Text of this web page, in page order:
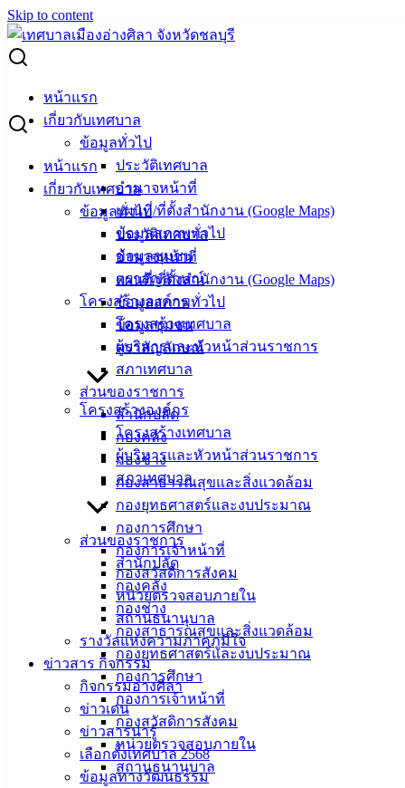
Skip to content
หน้าแรก
เกี่ยวกับเทศบาล
ข้อมูลทั่วไป
ประวัติเทศบาล
อำนาจหน้าที่
แผนที่/ที่ตั้งสำนักงาน (Google Maps)
ข้อมูลสภาพทั่วไป
ข้อมูลชุมชน
ตราสัญลักษณ์
โครงสร้างองค์กร
โครงสร้างเทศบาล
ผู้บริหารและหัวหน้าส่วนราชการ
สภาเทศบาล
ส่วนของราชการ
สำนักปลัด
กองคลัง
กองช่าง
กองสาธารณสุขและสิ่งแวดล้อม
กองยุทธศาสตร์และงบประมาณ
กองการศึกษา
กองการเจ้าหน้าที่
กองสวัสดิการสังคม
หน่วยตรวจสอบภายใน
สถานธนานุบาล
รางวัลแห่งความภาคภูมิใจ
ข่าวสาร กิจกรรม
กิจกรรมอ่างศิลา
ข่าวเด่น
ข่าวสารน่ารู้
เลือกตั้งเทศบาล 2568
ข้อมูลทางวัฒนธรรม
หน้าแรก
เกี่ยวกับเทศบาล
ข้อมูลทั่วไป
ประวัติเทศบาล
อำนาจหน้าที่
แผนที่/ที่ตั้งสำนักงาน (Google Maps)
ข้อมูลสภาพทั่วไป
ข้อมูลชุมชน
ตราสัญลักษณ์
โครงสร้างองค์กร
โครงสร้างเทศบาล
ผู้บริหารและหัวหน้าส่วนราชการ
สภาเทศบาล
ส่วนของราชการ
สำนักปลัด
กองคลัง
กองช่าง
กองสาธารณสุขและสิ่งแวดล้อม
กองยุทธศาสตร์และงบประมาณ
กองการศึกษา
กองการเจ้าหน้าที่
กองสวัสดิการสังคม
หน่วยตรวจสอบภายใน
สถานธนานุบาล
Search for:
ผู้ชนะการเสนอราคา จ้างเหมาทำความสะอาดอาคารสำนักงาน
และศูนย์บริการประชาชน
ผู้ชนะการเสนอราคา จ้างเหมาทำความ
สะอาดอาคารสำนักงานและศูนย์บริการ
มีนาคม 14, 2024มีนาคม 14, 2024 vichakarn
ประกาศผู้ชนะ
จ้างเหมาทำความสะอาดอาคารดาวน์โหลด
เทศบาล
อ.เมือง จ.ชลบุรี
142-100-104
บริการ
ประชาชน